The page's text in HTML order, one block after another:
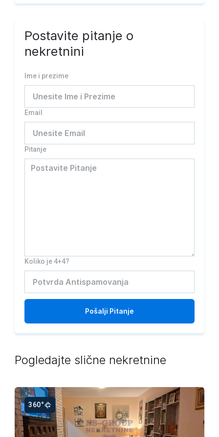
Postavite pitanje o
nekretnini
Ime i prezime
Email
Pitanje
Koliko je 4+4?
Pošalji Pitanje
Pogledajte slične nekretnine
360°